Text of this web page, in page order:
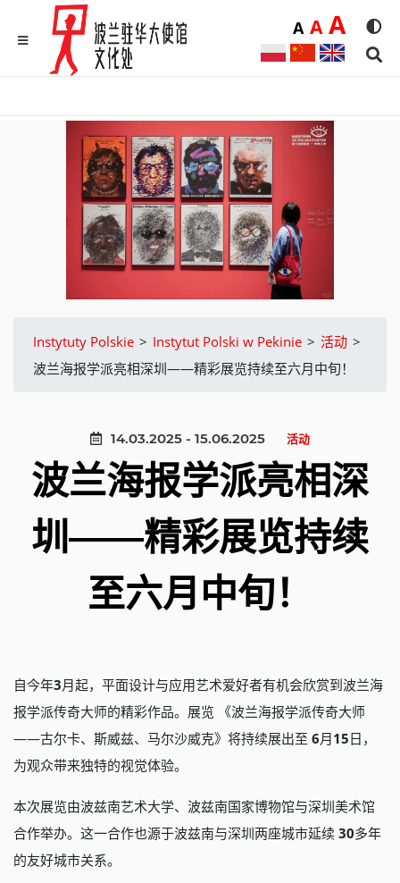
ADomyślna
AŚrednia
A
Instytuty Polskie > Instytut Polski w Pekinie > 活动 >
波兰海报学派亮相深圳——精彩展览持续至六月中旬！
14.03.2025 - 15.06.2025 活动
波兰海报学派亮相深
圳——精彩展览持续
至六月中旬！
自今年3月起，平面设计与应用艺术爱好者有机会欣赏到波兰海
报学派传奇大师的精彩作品。展览
《波兰海报学派传奇大师
——古尔卡、斯威兹、马尔沙威克》将持续展出至 6月15日，
为观众带来独特的视觉体验。
本次展览由波兹南艺术大学、波兹南国家博物馆与深圳美术馆
合作举办。这一合作也源于波兹南与深圳两座城市延续 30多年
的友好城市关系。